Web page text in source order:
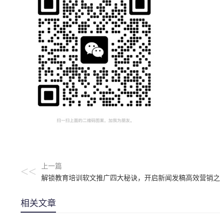
<<
上一篇
解锁教育培训软文推广四大秘诀，开启新闻发稿高效营销
相关文章